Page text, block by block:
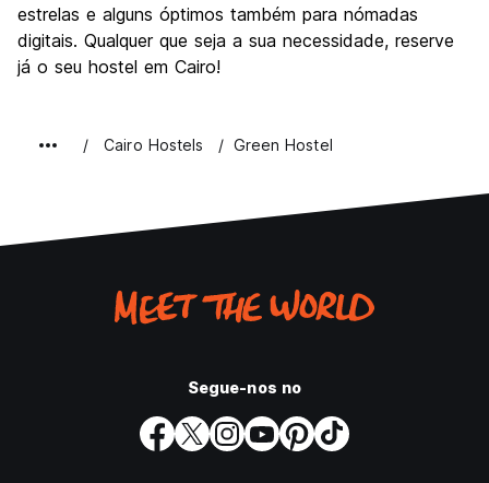
estrelas e alguns óptimos também para nómadas
digitais. Qualquer que seja a sua necessidade, reserve
já o seu hostel em Cairo!
Cairo Hostels Green Hostel
Segue-nos no